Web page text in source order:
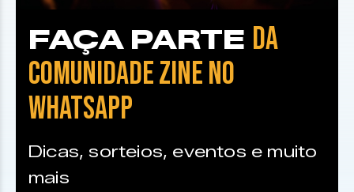
FAÇA PARTE DA
COMUNIDADE ZINE NO
WHATSAPP
Dicas, sorteios, eventos e muito
mais